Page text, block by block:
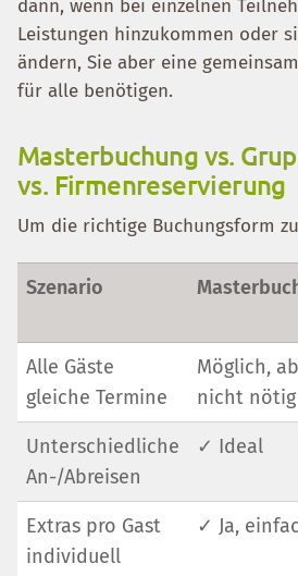
dann, wenn bei einzelnen
Leistungen hinzukommen oder
ändern, Sie aber eine
für alle benötigen.
Masterbuchung vs.
vs. Firmenreservierung
Um die richtige Buchungsform
Szenario
Alle Gäste
gleiche Termine
Möglich,
nicht nötig
Unterschiedliche
An-/Abreisen
✓ Ideal
Extras pro Gast
individuell
✓ Ja,